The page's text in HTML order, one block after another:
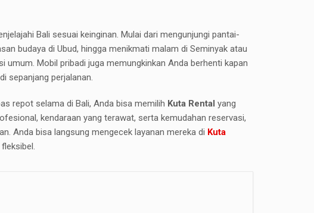
Bali sesuai keinginan. Mulai dari mengunjungi pantai-
budaya di Ubud, hingga menikmati malam di Seminyak atau
Mobil pribadi juga memungkinkan Anda berhenti kapan
sepanjang perjalanan.
repot selama di Bali, Anda bisa memilih Kuta Rental yang
kendaraan yang terawat, serta kemudahan reservasi,
Anda bisa langsung mengecek layanan mereka di Kuta